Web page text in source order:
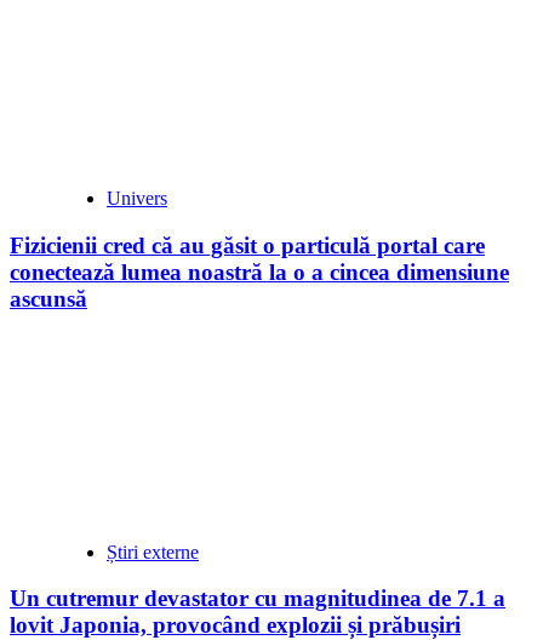
Univers
Fizicienii cred că au găsit o particulă portal care
conectează lumea noastră la o a cincea dimensiune
ascunsă
Știri externe
Un cutremur devastator cu magnitudinea de 7.1 a
lovit Japonia, provocând explozii și prăbușiri